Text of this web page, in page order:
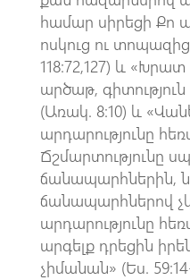
համար սիրեցի Քո
ոսկուց ու
118:72,127) և
արծաթ,
(Առակ. 8:10) և
արդարությունը
Ճշմարտությունը
ճանապարհներին,
ճանապարհներով
արդարությունը
արգելք դրեցին
չիմանան» (Ես.